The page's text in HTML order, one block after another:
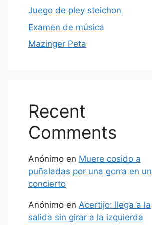
Juego de pley steichon
Examen de música
Mazinger Peta
Recent
Comments
Anónimo en Muere cosido a
puñaladas por una gorra en un
concierto
Anónimo en Acertijo: llega a la
salida sin girar a la izquierda